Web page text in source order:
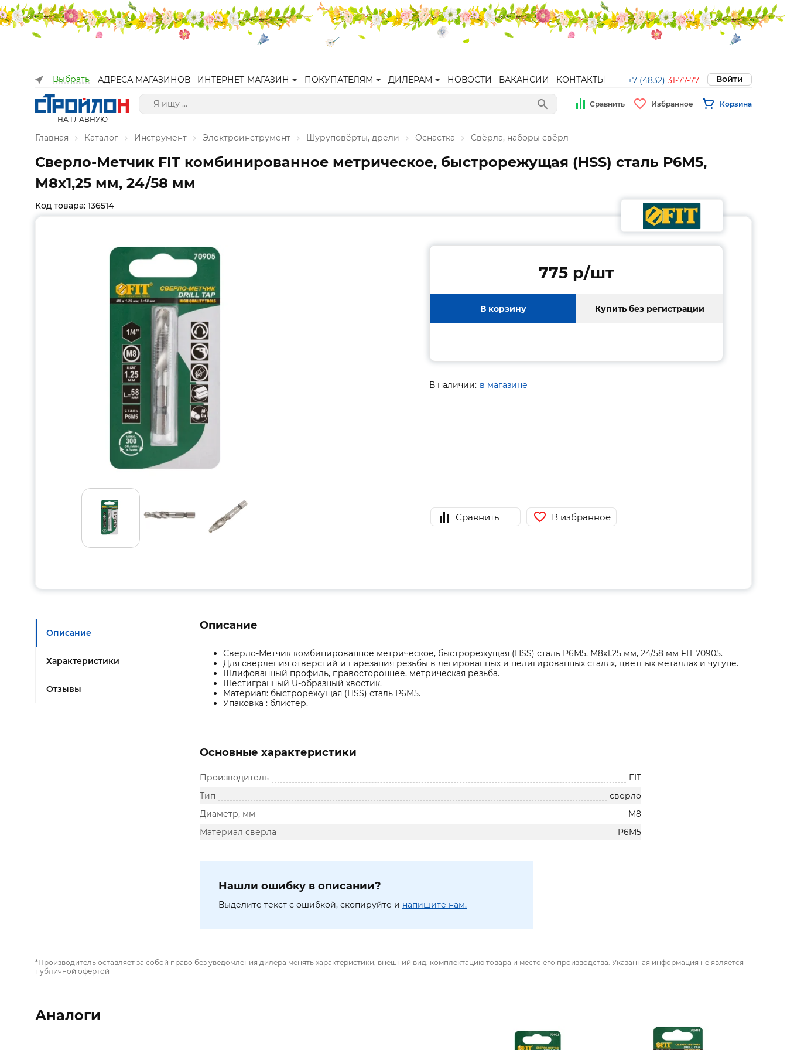
Выбрать АДРЕСА МАГАЗИНОВ ИНТЕРНЕТ-МАГАЗИН ПОКУПАТЕЛЯМ ДИЛЕРАМ НОВОСТИ ВАКАНСИИ КОНТАКТЫ +7 (4832) 31-77-77 Войти
НА ГЛАВНУЮ
Сравнить Избранное Корзина
Главная Каталог Инструмент Электроинструмент Шуруповёрты, дрели Оснастка Свёрла, наборы свёрл
Сверло-Метчик FIT комбинированное метрическое, быстрорежущая (HSS) сталь Р6М5,
М8х1,25 мм, 24/58 мм
Код товара: 136514
775 p/шт
В корзину Купить без регистрации
В наличии: в магазине
Сравнить В избранное
Описание
Характеристики
Отзывы
Описание
Сверло-Метчик комбинированное метрическое, быстрорежущая (HSS) сталь Р6М5, М8х1,25 мм, 24/58 мм FIT 70905.
Для сверления отверстий и нарезания резьбы в легированных и нелигированных сталях, цветных металлах и чугуне.
Шлифованный профиль, правостороннее, метрическая резьба.
Шестигранный U-образный хвостик.
Материал: быстрорежущая (HSS) сталь P6M5.
Упаковка : блистер.
Основные характеристики
Производитель
FIT
Тип
сверло
Диаметр, мм
М8
Материал сверла
P6M5
Нашли ошибку в описании?
Выделите текст с ошибкой, скопируйте и напишите нам.
*Производитель оставляет за собой право без уведомления дилера менять характеристики, внешний вид, комплектацию товара и место его производства. Указанная информация не является
публичной офертой
Аналоги